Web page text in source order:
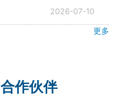
2026-07-10
更多
合作伙伴